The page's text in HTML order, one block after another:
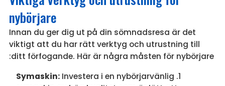
nybörjare
Innan du ger dig ut på din sömnadsresa är det
viktigt att du har rätt verktyg och utrustning till
ditt förfogande. Här är några måsten för nybörjare:
Symaskin:Investera i en nybörjarvänlig